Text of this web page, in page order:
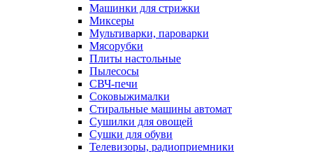
Машинки для стрижки
Миксеры
Мультиварки, пароварки
Мясорубки
Плиты настольные
Пылесосы
СВЧ-печи
Соковыжималки
Стиральные машины автомат
Сушилки для овощей
Сушки для обуви
Телевизоры, радиоприемники